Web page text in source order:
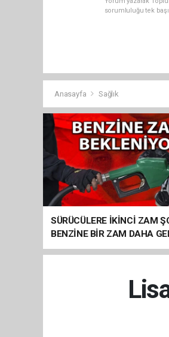
sorumluluğu tek
Anasayfa Sağlık
SÜRÜCÜLERE İKİNCİ ZAM
BENZİNE BİR ZAM DAHA